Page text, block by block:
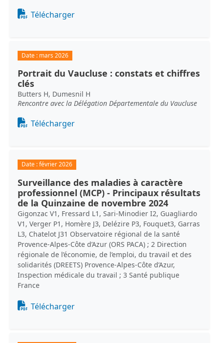
Document
Télécharger
Date : mars 2026
Portrait du Vaucluse : constats et chiffres
clés
Butters H, Dumesnil H
Rencontre avec la Délégation Départementale du Vaucluse
Document
Télécharger
Date :février 2026
Surveillance des maladies à caractère
professionnel (MCP) - Principaux résultats
de la Quinzaine de novembre 2024
Gigonzac V1, Fressard L1, Sari-Minodier I2, Guagliardo
V1, Verger P1, Homère J3, Delézire P3, Fouquet3, Garras
L3, Chatelot J31 Observatoire régional de la santé
Provence-Alpes-Côte d’Azur (ORS PACA) ; 2 Direction
régionale de l’économie, de l’emploi, du travail et des
solidarités (DREETS) Provence-Alpes-Côte d’Azur,
Inspection médicale du travail ; 3 Santé publique
France
Document
Télécharger